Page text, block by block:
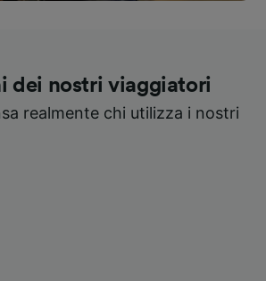
dei nostri viaggiatori
realmente chi utilizza i nostri